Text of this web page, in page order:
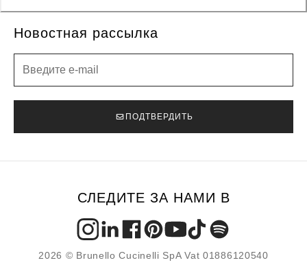
Новостная рассылка
ПОДТВЕРДИТЬ
СЛЕДИТЕ ЗА НАМИ В
2026 © Brunello Cucinelli SpA Vat 01886120540